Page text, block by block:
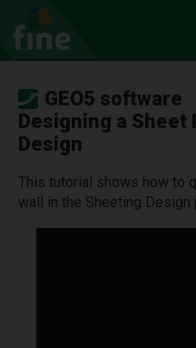
GEO5 software
Designing a Sheet
Design
This tutorial shows how to
wall in the Sheeting Design